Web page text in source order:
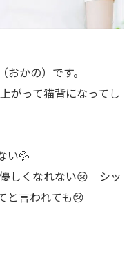
かの）です。
がって猫背になってし
い💦
しくなれない😢 シッ
と言われても😢